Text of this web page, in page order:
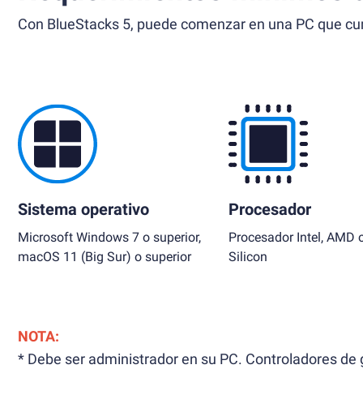
Con BlueStacks 5, puede comenzar en una PC que
Sistema operativo
Microsoft Windows 7 o superior,
macOS 11 (Big Sur) o superior
Procesador
Procesador Intel, AMD
Silicon
NOTA:
* Debe ser administrador en su PC. Controladores